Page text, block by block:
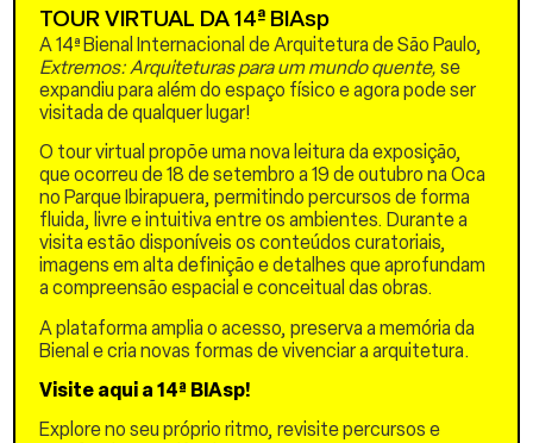
Palestra com Esteban
Benavides (Al Borde,
Equador), mediação de
Pedro Rossi (Diretor
Cultural, IAB-DN)
Gratuito
feitas aqui.
As inscrições estarão
TOUR VIRTUAL DA 14ª BIAsp
A 14ª Bienal Internacional de Arquitetura de São Paulo,
Extremos: Arquiteturas para um mundo quente, se
expandiu para além do espaço físico e agora pode ser
visitada de qualquer lugar!
O tour virtual propõe uma nova leitura da exposição,
que ocorreu de 18 de setembro a 19 de outubro na Oca
no Parque Ibirapuera, permitindo percursos de forma
fluida, livre e intuitiva entre os ambientes. Durante a
visita estão disponíveis os conteúdos curatoriais,
imagens em alta definição e detalhes que aprofundam
a compreensão espacial e conceitual das obras.
A plataforma amplia o acesso, preserva a memória da
Bienal e cria novas formas de vivenciar a arquitetura.
Visite aqui a 14ª BIAsp!
Explore no seu próprio ritmo, revisite percursos e